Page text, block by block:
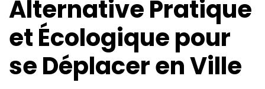
Alternative Pratique
et Écologique pour
se Déplacer en Ville